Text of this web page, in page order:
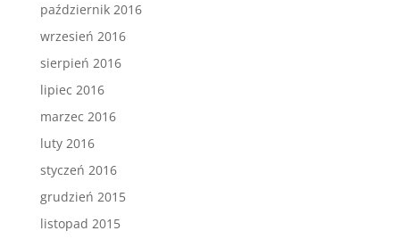
październik 2016
wrzesień 2016
sierpień 2016
lipiec 2016
marzec 2016
luty 2016
styczeń 2016
grudzień 2015
listopad 2015